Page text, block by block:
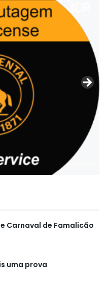
Carnaval de Famalicão
uma prova